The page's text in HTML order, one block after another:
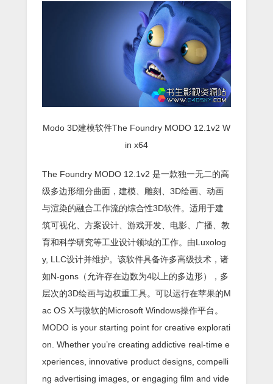
Modo 3D建模软件The Foundry MODO 12.1v2 W
in x64
The Foundry MODO 12.1v2 是一款独一无二的高
级多边形细分曲面，建模、雕刻、3D绘画、动画
与渲染的融合工作流的综合性3D软件。适用于建
筑可视化、方案设计、游戏开发、电影、广播、教
育和科学研究等工业设计领域的工作。由Luxolog
y, LLC设计并维护。该软件具备许多高级技术，诸
如N-gons（允许存在边数为4以上的多边形），多
层次的3D绘画与边权重工具。可以运行在苹果的M
ac OS X与微软的Microsoft Windows操作平台。
MODO is your starting point for creative explorati
on. Whether you’re creating addictive real-time e
xperiences, innovative product designs, compelli
ng advertising images, or engaging film and vide